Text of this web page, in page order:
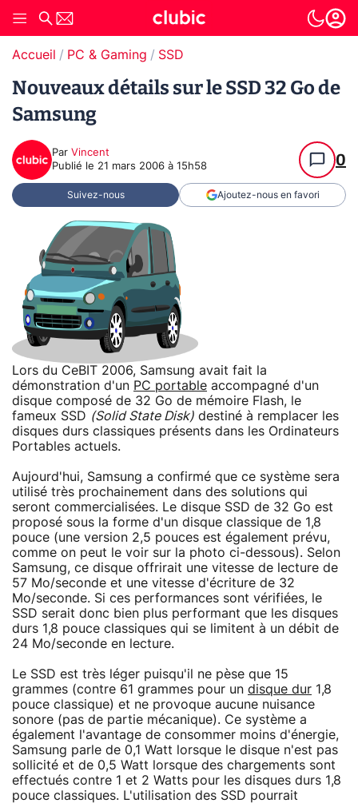
Accueil PC & Gaming SSD
Nouveaux détails sur le SSD 32 Go de
Samsung
Par Vincent
Publié le 21 mars 2006 à 15h58 0
Suivez-nous Ajoutez-nous en favori
Lors du CeBIT 2006, Samsung avait fait la
démonstration d'un PC portable accompagné d'un
disque composé de 32 Go de mémoire Flash, le
fameux SSD (Solid State Disk) destiné à remplacer les
disques durs classiques présents dans les Ordinateurs
Portables actuels.
Aujourd'hui, Samsung a confirmé que ce système sera
utilisé très prochainement dans des solutions qui
seront commercialisées. Le disque SSD de 32 Go est
proposé sous la forme d'un disque classique de 1,8
pouce (une version 2,5 pouces est également prévu,
comme on peut le voir sur la photo ci-dessous). Selon
Samsung, ce disque offrirait une vitesse de lecture de
57 Mo/seconde et une vitesse d'écriture de 32
Mo/seconde. Si ces performances sont vérifiées, le
SSD serait donc bien plus performant que les disques
durs 1,8 pouce classiques qui se limitent à un débit de
24 Mo/seconde en lecture.
Le SSD est très léger puisqu'il ne pèse que 15
grammes (contre 61 grammes pour un disque dur 1,8
pouce classique) et ne provoque aucune nuisance
sonore (pas de partie mécanique). Ce système a
également l'avantage de consommer moins d'énergie,
Samsung parle de 0,1 Watt lorsque le disque n'est pas
sollicité et de 0,5 Watt lorsque des chargements sont
effectués contre 1 et 2 Watts pour les disques durs 1,8
pouce classiques. L'utilisation des SSD pourrait